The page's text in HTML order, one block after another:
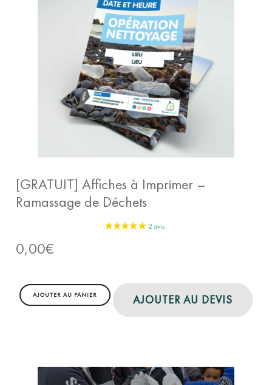
[GRATUIT] Affiches à Imprimer –
Ramassage de Déchets
0,00€
AJOUTER AU PANIER AJOUTER AU DEVIS